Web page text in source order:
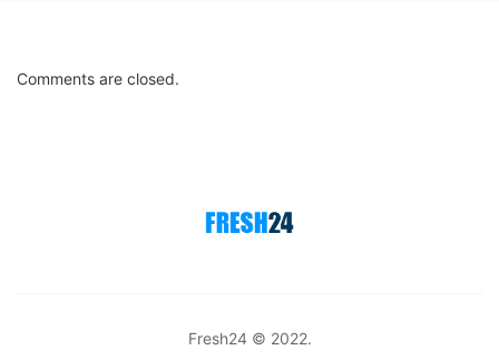
Comments are closed.
Fresh24 © 2022.